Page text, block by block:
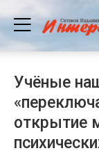
Учёные
открытие